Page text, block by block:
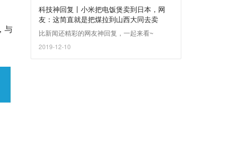
与
科技神回复丨小米把电饭煲卖到日本，网
友：这简直就是把煤拉到山西大同去卖
比新闻还精彩的网友神回复，一起来看~
2019-12-10